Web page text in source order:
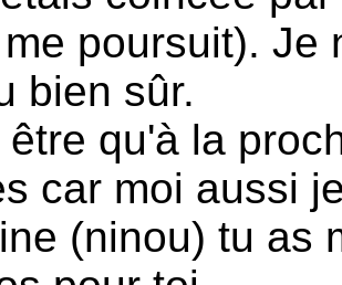
poursuit). Je
bien sûr.
être qu'à la
car moi aussi
(ninou) tu as